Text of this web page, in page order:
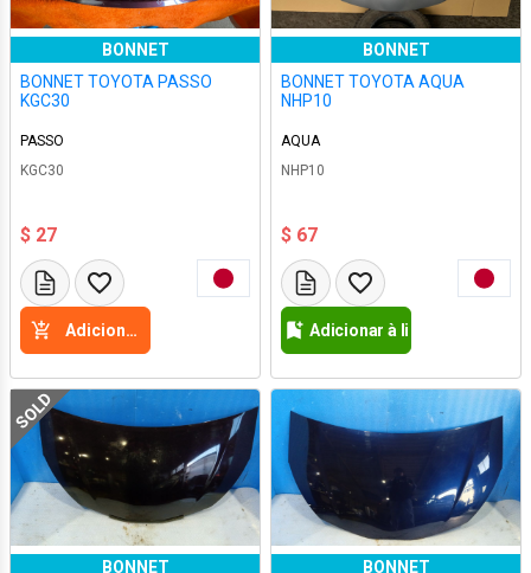
BONNET
BONNET TOYOTA PASSO
KGC30
PASSO
KGC30
$ 27
Adicione a cesta
BONNET
BONNET TOYOTA AQUA
NHP10
AQUA
NHP10
$ 67
Adicionar à lista de desejos
SOLD
BONNET BONNET